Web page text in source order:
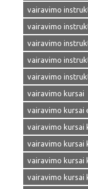
vairavimo
vairavimo
vairavimo
vairavimo
vairavimo
vairavimo kursai
vairavimo kursai
vairavimo kursai
vairavimo kursai
vairavimo kursai
vairavimo kursai